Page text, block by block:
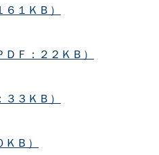
１ＫＢ）
Ｆ：２２ＫＢ）
３ＫＢ）
Ｂ）